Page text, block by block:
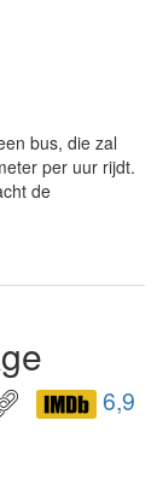
bus, die zal
per uur rijdt.
de
6,9